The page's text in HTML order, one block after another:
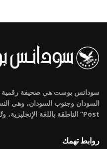
سودانس بوست هي صحيفة رقمية
Post” الناطقة باللغة الإنجليزية، وتُنشر بالكامل باللغة العربية.
روابط تهمك